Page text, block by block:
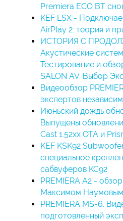
Premiera ECO BT
KEF LSX -
AirPlay 2: теория и
ИСТОРИЯ С
Акустические
Тестирование и
SALON AV. Выбор
Видеообзор
экспертов
Июньский дождь
Выпущены
Cast 1.52xx OTA и
KEF KSK92
специальное
сабвуферов KC92
PREMIERA A2 -
Максимом
PREMIERA MS-6.
подготовленный